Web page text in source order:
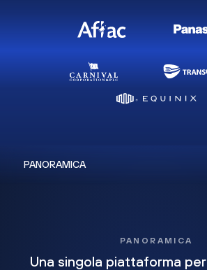
PANORAMICA
Una singola piattaforma per